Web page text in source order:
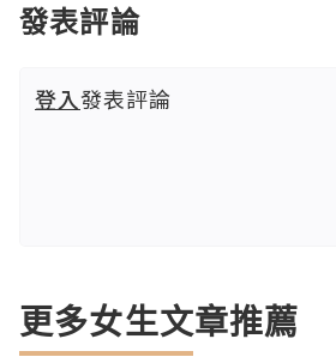
發表評論
登入發表評論
更多女生文章推薦